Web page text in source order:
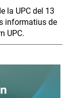
la UPC del 13
informatius de
UPC.